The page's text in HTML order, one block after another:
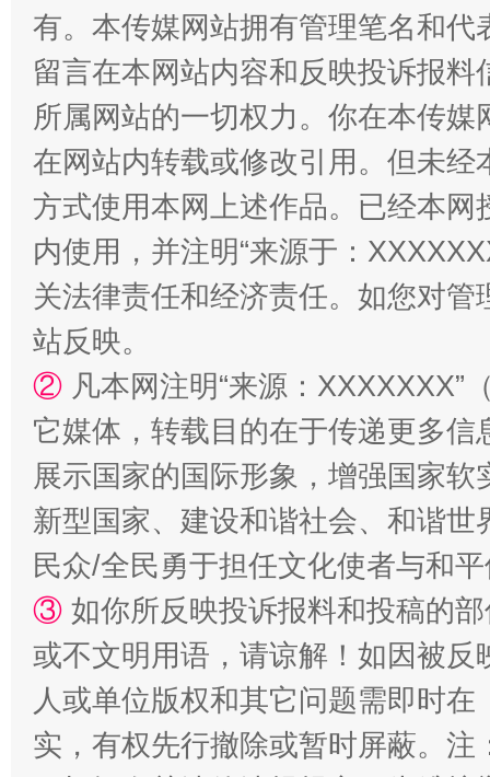
有。本传媒网站拥有管理笔名和
留言在本网站内容和反映投诉报
所属网站的一切权力。你在本传
在网站内转载或修改引用。但未
方式使用本网上述作品。已经本
内使用，并注明“来源于：
关法律责任和经济责任。如您对
站反映。
② 凡本网注明“来源：
它媒体，转载目的在于传递更多
展示国家的国际形象，增强国家
新型国家、建设和谐社会、和谐
民众/全民勇于担任文化使者与和
③ 如你所反映投诉报料和投稿的
或不文明用语，请谅解！如因被
人或单位版权和其它问题需即时在
实，有权先行撤除或暂时屏蔽。